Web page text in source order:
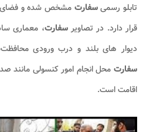
تابلو رسمیسفارت مشخص شده و فضای
قرار دارد. در تصاویرسفارت، معماری
دیوار های بلند و درب ورودی
سفارت محل انجام امور کنسولی مانند
اقامت است.